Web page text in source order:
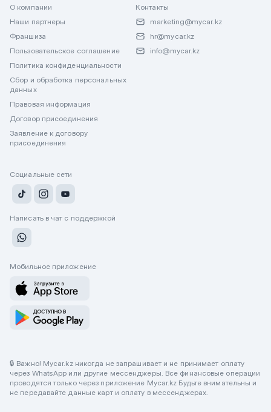
О компании
Наши партнеры
Франшиза
Пользовательское соглашение
Политика конфиденциальности
Сбор и обработка персональных
данных
Правовая информация
Договор присоединения
Заявление к договору
присоединения
Контакты
marketing@mycar.kz
hr@mycar.kz
info@mycar.kz
Социальные сети
Написать в чат с поддержкой
Мобильное приложение
🔒 Важно! Mycar.kz никогда не запрашивает и не принимает оплату
через WhatsApp или другие мессенджеры. Все финансовые операции
проводятся только через приложение Mycar.kz Будьте внимательны и
не передавайте данные карт и оплату в мессенджерах.